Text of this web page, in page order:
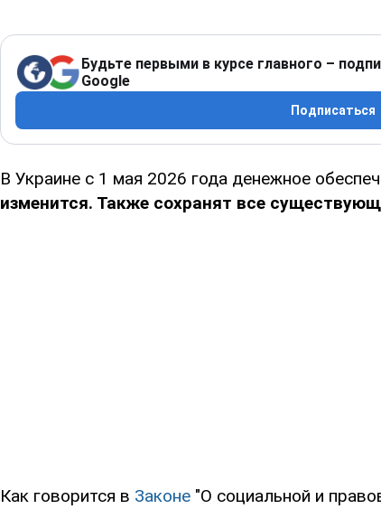
Будьте первыми в курсе главного –
Google
Подписаться
В Украине с 1 мая 2026 года денежное
изменится. Также сохранят все
Как говорится в Законе "О социальной и